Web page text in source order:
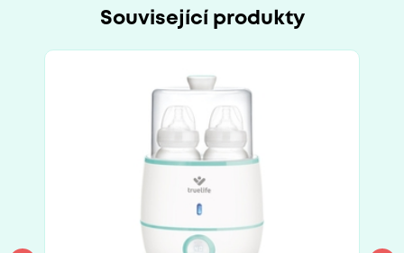
Související produkty